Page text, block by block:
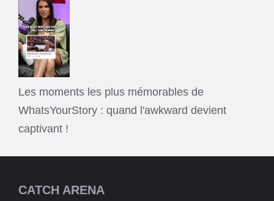
Les moments les plus mémorables de
WhatsYourStory : quand l'awkward devient
captivant !
CATCH ARENA